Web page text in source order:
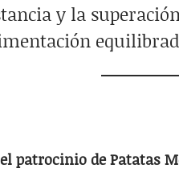
y la
patrocinio de Patatas